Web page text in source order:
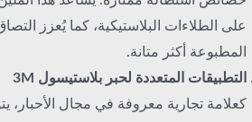
على الطلاءات البلاستيكية، كما يُعزز
المطبوعة أكثر متانة.
التطبيقات المتعددة لحبر بلاستيسول 3M